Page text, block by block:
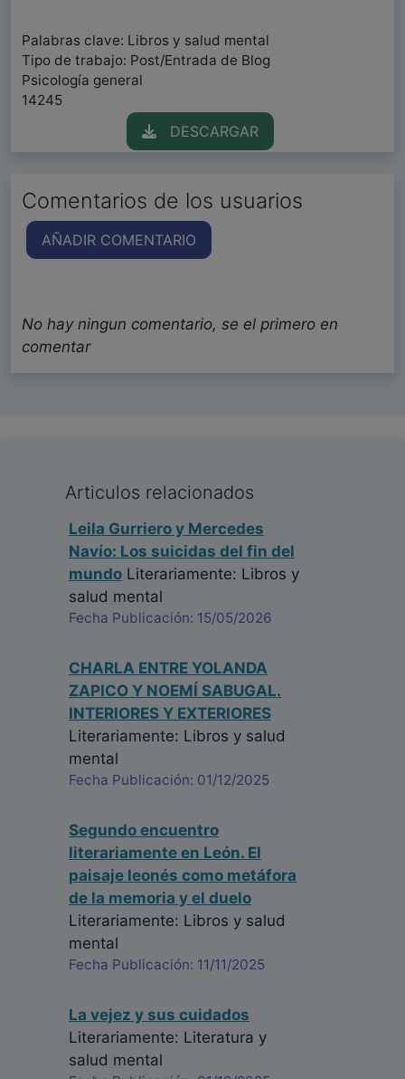
Palabras clave: Libros y salud mental
Tipo de trabajo: Post/Entrada de Blog
Psicología general
14245
DESCARGAR
Comentarios de los usuarios
AÑADIR COMENTARIO
No hay ningun comentario, se el primero en
comentar
Articulos relacionados
Leila Gurriero y Mercedes
Navío: Los suicidas del fin del
mundo Literariamente: Libros y
salud mental
Fecha Publicación: 15/05/2026
CHARLA ENTRE YOLANDA
ZAPICO Y NOEMÍ SABUGAL.
INTERIORES Y EXTERIORES
Literariamente: Libros y salud
mental
Fecha Publicación: 01/12/2025
Segundo encuentro
literariamente en León. El
paisaje leonés como metáfora
de la memoria y el duelo
Literariamente: Libros y salud
mental
Fecha Publicación: 11/11/2025
La vejez y sus cuidados
Literariamente: Literatura y
salud mental